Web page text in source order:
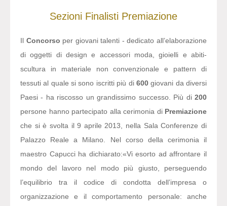
Sezioni Finalisti Premiazione
Il Concorso per giovani talenti - dedicato all’elaborazione
di oggetti di design e accessori moda, gioielli e abiti-
scultura in materiale non convenzionale e pattern di
tessuti al quale si sono iscritti più di 600giovani da diversi
Paesi - ha riscosso un grandissimo successo. Più di 200
persone hanno partecipato alla cerimonia di Premiazione
che si è svolta il 9 aprile 2013, nella Sala Conferenze di
Palazzo Reale a Milano. Nel corso della cerimonia il
maestro Capucci ha dichiarato:«Vi esorto ad affrontare il
mondo del lavoro nel modo più giusto, perseguendo
l’equilibrio tra il codice di condotta dell’impresa o
organizzazione e il comportamento personale: anche